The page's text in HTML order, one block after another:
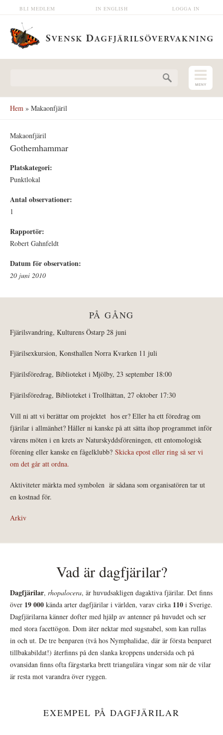
Hoppa till huvudinnehåll LOGGA IN
IN ENGLISH
BLI MEDLEM
Hem » Makaonfjäril
Makaonfjäril
Gothemhammar
Platskategori:
Punktlokal
Antal observationer:
1
Rapportör:
Robert Gahnfeldt
Datum för observation:
20 juni 2010
PÅ GÅNG
Fjärilsvandring, Kulturens Östarp 28 juni
Fjärilsexkursion, Konsthallen Norra Kvarken 11 juli
Fjärilsföredrag, Biblioteket i Mjölby, 23 september 18:00
Fjärilsföredrag, Biblioteket i Trollhättan, 27 oktober 17:30
Vill ni att vi berättar om projektet hos er? Eller ha ett föredrag om
fjärilar i allmänhet? Håller ni kanske på att sätta ihop programmet inför
vårens möten i en krets av Naturskyddsföreningen, ett entomologisk
förening eller kanske en fågelklubb? Skicka epost eller ring så ser vi
om det går att ordna.
Aktiviteter märkta med symbolen är sådana som organisatören tar ut
en kostnad för.
Arkiv
Vad är dagfjärilar?
Dagfjärilar, rhopalocera, är huvudsakligen dagaktiva fjärilar. Det finns
över 19 000 kända arter dagfjärilar i världen, varav cirka 110 i Sverige.
Dagfjärilarna känner dofter med hjälp av antenner på huvudet och ser
med stora facettögon. Dom äter nektar med sugsnabel, som kan rullas
in och ut. De tre benparen (två hos Nymphalidae, där är första benparet
tillbakabildat!) återfinns på den slanka kroppens undersida och på
ovansidan finns ofta färgstarka brett triangulära vingar som när de vilar
är resta mot varandra över ryggen.
EXEMPEL PÅ DAGFJÄRILAR